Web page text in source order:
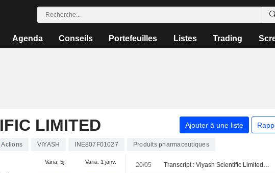
Agenda Conseils Portefeuilles Listes Trading
LIMITED Ajouter à une liste
Actions VIYASH INE807F01027 Produits pharmaceutiques
Varia. 5j. Varia. 1 janv. 20/05 Transcript : Viyash Scientific Limited, Q4 2026 Earnings Call, May 20, 2026